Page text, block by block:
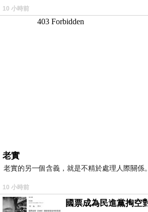
10 小時前
老實
老實的另一個含義，就是不精於處理人際關係。
10 小時前